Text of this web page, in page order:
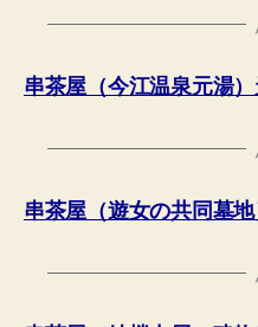
串茶屋（今江温泉元湯
串茶屋（遊女の共同墓